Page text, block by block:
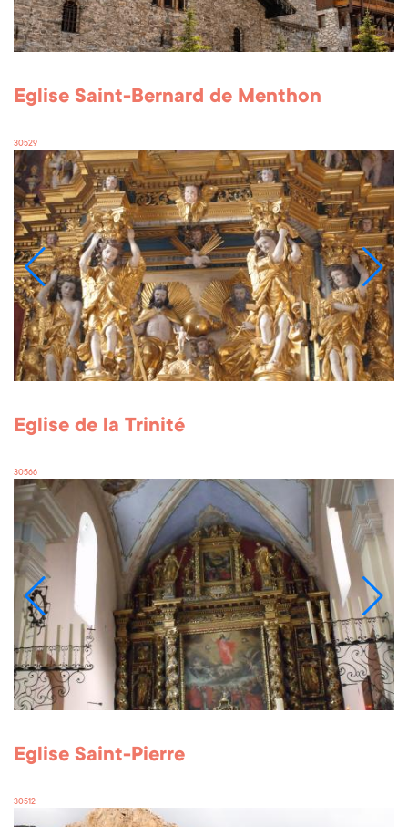
Eglise Saint-Bernard de Menthon
30529
Eglise de la Trinité
30566
Eglise Saint-Pierre
30512